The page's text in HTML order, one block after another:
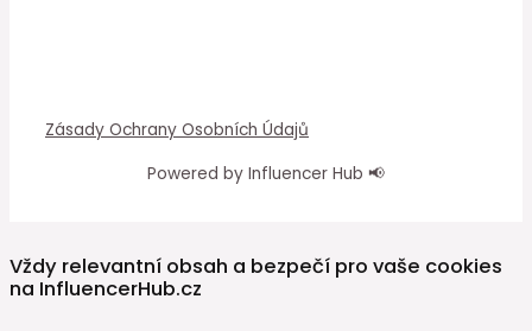
Zásady Ochrany Osobních Údajů
Powered by Influencer Hub 📢
Vždy relevantní obsah a bezpečí pro vaše cookies
na InfluencerHub.cz